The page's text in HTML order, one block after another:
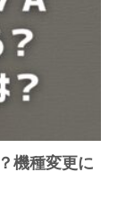
機種変更に